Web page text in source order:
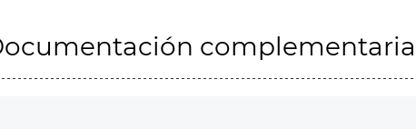
complementaria